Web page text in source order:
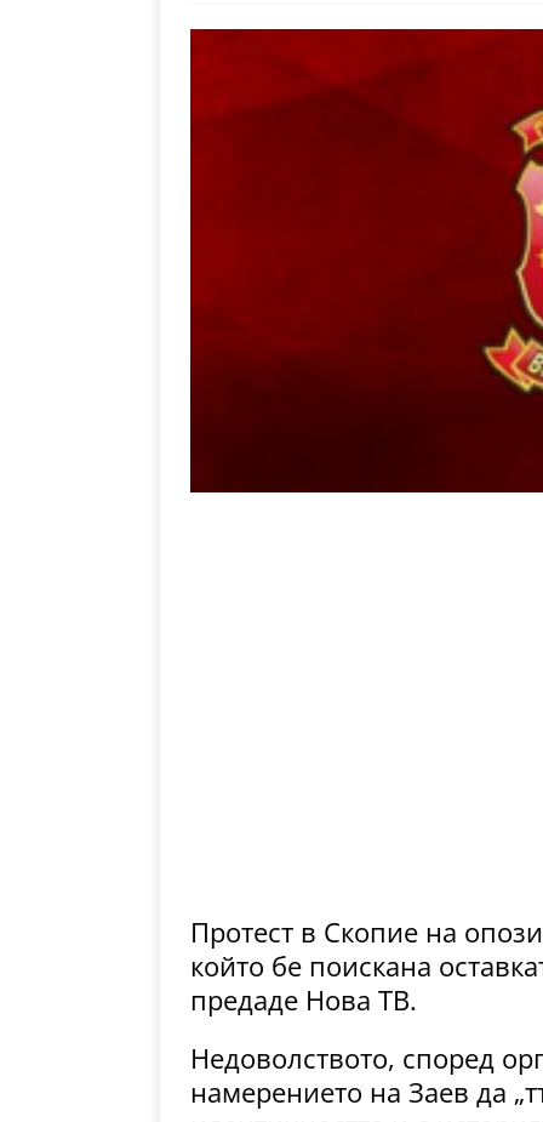
Протест в Скопие на
който бе поискана
предаде Нова ТВ.
Недоволството, според
намерението на Заев да